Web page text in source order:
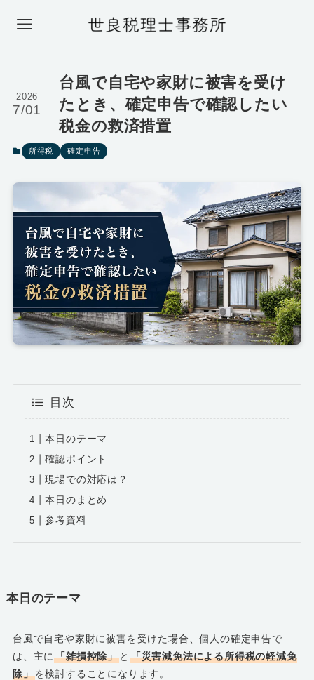
台風で自宅や家財に被害を受け
たとき、確定申告で確認したい
税金の救済措置
2026
7/01
所得税 確定申告
目次
本日のテーマ
確認ポイント
現場での対応は？
本日のまとめ
参考資料
本日のテーマ
台風で自宅や家財に被害を受けた場合、個人の確定申告で
は、主に「雑損控除」と 「災害減免法による所得税の軽減免
除」を検討することになります。